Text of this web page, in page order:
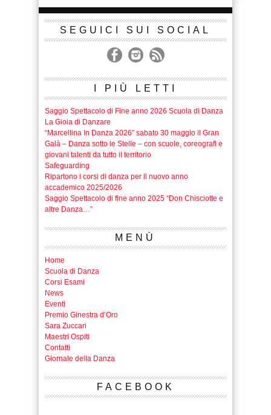
SEGUICI SUI SOCIAL
I PIÙ LETTI
Saggio Spettacolo di Fine anno 2026 Scuola di Danza
La Gioia di Danzare
“Marcellina In Danza 2026” sabato 30 maggio il Gran
Galà – Danza sotto le Stelle – con scuole, coreografi e
giovani talenti da tutto il territorio
Safeguarding
Ripartono i corsi di danza per il nuovo anno
accademico 2025/2026
Saggio Spettacolo di fine anno 2025 “Don Chisciotte e
altre Danza…”
MENÙ
Home
Scuola di Danza
Corsi Esami
News
Eventi
Premio Ginestra d’Oro
Sara Zuccari
Maestri Ospiti
Contatti
Giornale della Danza
FACEBOOK